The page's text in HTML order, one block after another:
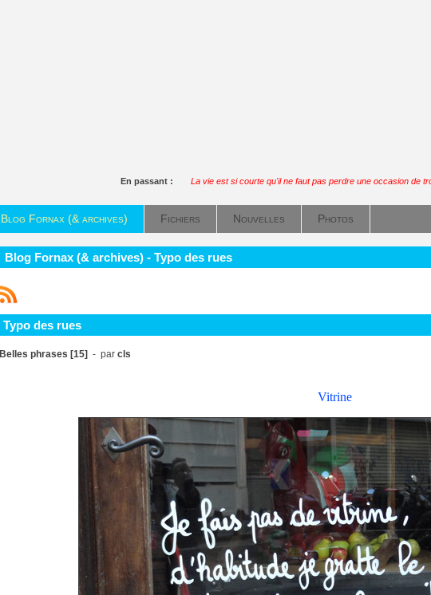
En passant : La vie est si courte qu'il ne faut pas perdre une occasion de
Blog Fornax (& archives) Fichiers Nouvelles Photos
Blog Fornax (& archives) - Typo des rues
Typo des rues
Belles phrases [15] - par cls
Vitrine